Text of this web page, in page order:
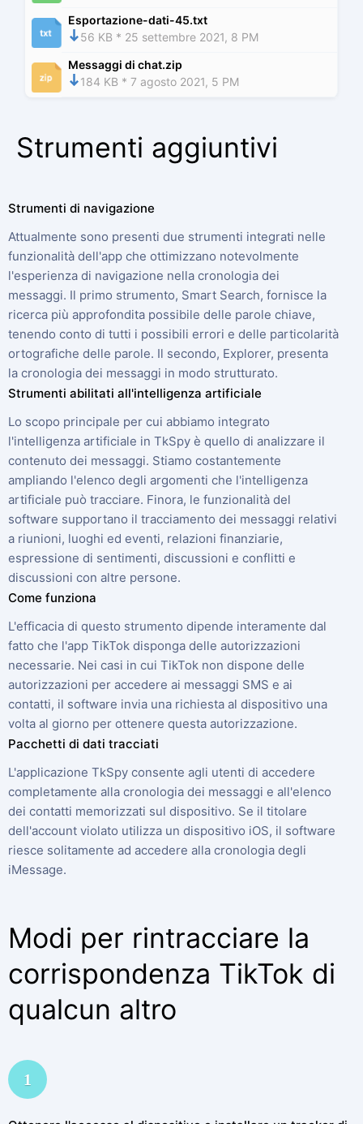
Esportazione-dati-45.txt
56 KB * 25 settembre 2021, 8 PM
Messaggi di chat.zip
184 KB * 7 agosto 2021, 5 PM
Strumenti aggiuntivi
Strumenti di navigazione
Attualmente sono presenti due strumenti integrati nelle
funzionalità dell'app che ottimizzano notevolmente
l'esperienza di navigazione nella cronologia dei
messaggi. Il primo strumento, Smart Search, fornisce la
ricerca più approfondita possibile delle parole chiave,
tenendo conto di tutti i possibili errori e delle particolarità
ortografiche delle parole. Il secondo, Explorer, presenta
la cronologia dei messaggi in modo strutturato.
Strumenti abilitati all'intelligenza artificiale
Lo scopo principale per cui abbiamo integrato
l'intelligenza artificiale in TkSpy è quello di analizzare il
contenuto dei messaggi. Stiamo costantemente
ampliando l'elenco degli argomenti che l'intelligenza
artificiale può tracciare. Finora, le funzionalità del
software supportano il tracciamento dei messaggi relativi
a riunioni, luoghi ed eventi, relazioni finanziarie,
espressione di sentimenti, discussioni e conflitti e
discussioni con altre persone.
Come funziona
L'efficacia di questo strumento dipende interamente dal
fatto che l'app TikTok disponga delle autorizzazioni
necessarie. Nei casi in cui TikTok non dispone delle
autorizzazioni per accedere ai messaggi SMS e ai
contatti, il software invia una richiesta al dispositivo una
volta al giorno per ottenere questa autorizzazione.
Pacchetti di dati tracciati
L'applicazione TkSpy consente agli utenti di accedere
completamente alla cronologia dei messaggi e all'elenco
dei contatti memorizzati sul dispositivo. Se il titolare
dell'account violato utilizza un dispositivo iOS, il software
riesce solitamente ad accedere alla cronologia degli
iMessage.
Modi per rintracciare la
corrispondenza TikTok di
qualcun altro
1